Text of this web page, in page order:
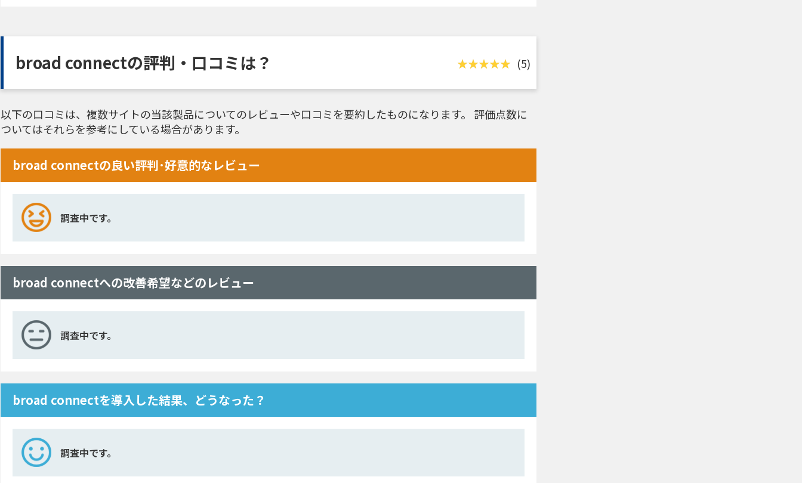
broad connectの評判・口コミは？ (5)
以下の口コミは、複数サイトの当該製品についてのレビューや口コミを要約したものになります。 評価点数に
ついてはそれらを参考にしている場合があります。
broad connectの良い評判･好意的なレビュー
調査中です。
broad connectへの改善希望などのレビュー
調査中です。
broad connectを導入した結果、どうなった？
調査中です。